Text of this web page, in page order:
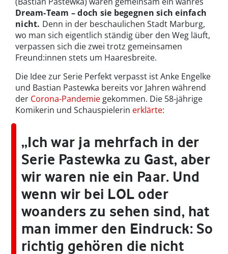
Dream-Team – doch sie begegnen sich einfach
nicht. Denn in der beschaulichen Stadt Marburg,
wo man sich eigentlich ständig über den Weg läuft,
verpassen sich die zwei trotz gemeinsamen
Freund:innen stets um Haaresbreite.
Die Idee zur Serie Perfekt verpasst ist Anke Engelke
und Bastian Pastewka bereits vor Jahren während
der Corona-Pandemie gekommen. Die 58-jährige
Komikerin und Schauspielerin erklärte:
„Ich war ja mehrfach in der
Serie Pastewka zu Gast, aber
wir waren nie ein Paar. Und
wenn wir bei LOL oder
woanders zu sehen sind, hat
man immer den Eindruck: So
richtig gehören die nicht